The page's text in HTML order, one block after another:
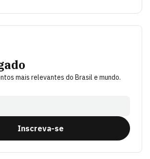
mais relevantes do Brasil e mundo.
Inscreva-se